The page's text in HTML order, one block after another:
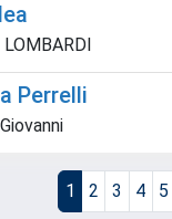
Perrelli
1 2 3 4 5